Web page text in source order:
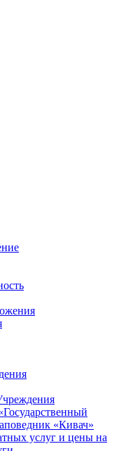
«Кивач»
услуг и цены на